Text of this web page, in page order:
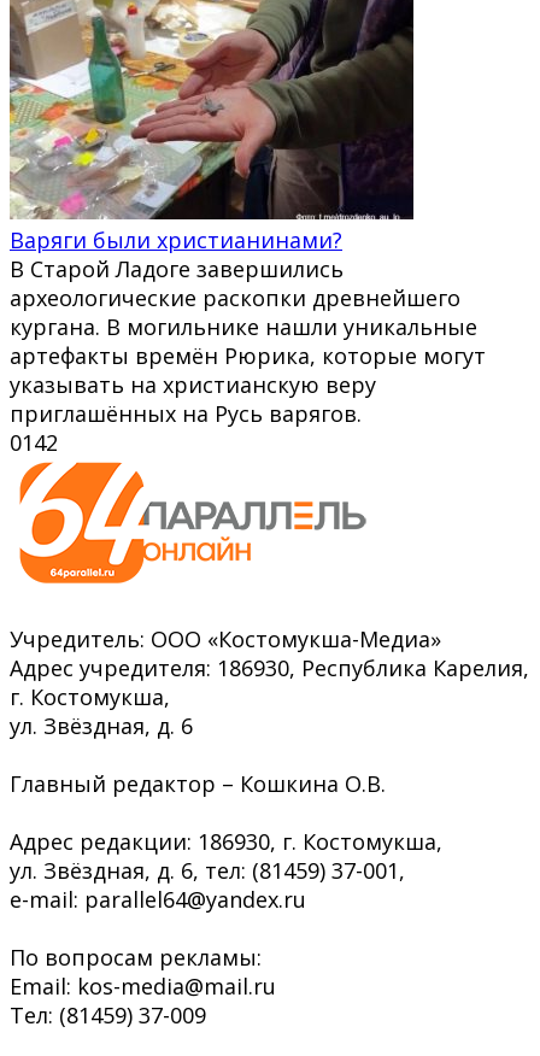
Варяги были христианинами?
В Старой Ладоге завершились
археологические раскопки древнейшего
кургана. В могильнике нашли уникальные
артефакты времён Рюрика, которые могут
указывать на христианскую веру
приглашённых на Русь варягов.
0142
Учредитель: ООО «Костомукша-Медиа»
Адрес учредителя: 186930, Республика Карелия,
г. Костомукша,
ул. Звёздная, д. 6
Главный редактор – Кошкина О.В.
Адрес редакции: 186930, г. Костомукша,
ул. Звёздная, д. 6, тел: (81459) 37-001,
e-mail: parallel64@yandex.ru
По вопросам рекламы:
Email: kos-media@mail.ru
Тел: (81459) 37-009